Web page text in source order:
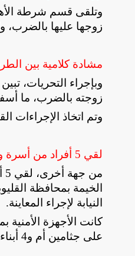
وتلقى قسم شرطة
زوجها عليها
مشادة كلامية بين
وبإجراء التحريات،
زوجته بالضرب، ما
وتم اتخاذ الإجراءات
لقي 5 أفراد من أسرة واحدة مصرعهم إثر تسريب غاز داخل شقتهم
النيابة لإجراء المعاينة.
كانت الأجهزة الأمنية
على جثامين أم و4 أبناء داخل شقتهم بالطابق الثالث بعقار مكون من 6 طوابق بشارع أحمد عرابي بشبرا الخيمة